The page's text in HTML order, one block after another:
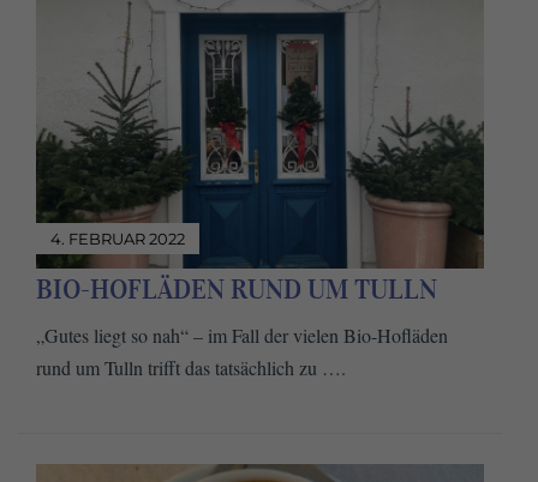
4. FEBRUAR 2022
BIO-HOFLÄDEN RUND UM TULLN
„Gutes liegt so nah“ – im Fall der vielen Bio-Hofläden
rund um Tulln trifft das tatsächlich zu ….